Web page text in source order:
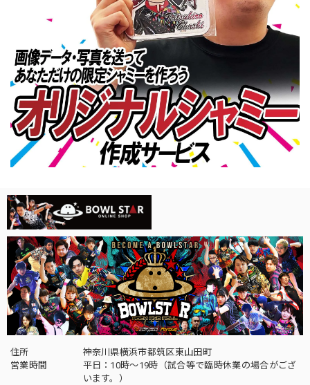
住所
神奈川県横浜市都筑区東山田町
営業時間
平日：10時～19時（試合等で臨時休業の場合がござ
います。）